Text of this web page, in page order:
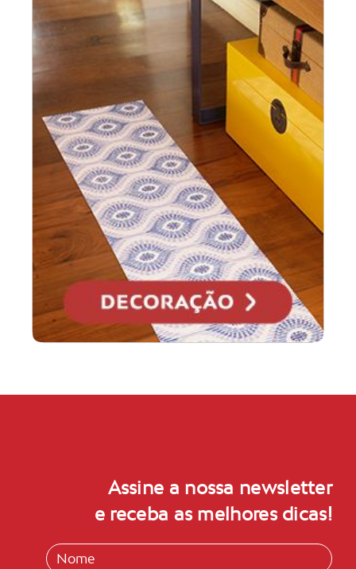
Assine a nossa newsletter
e receba as melhores dicas!